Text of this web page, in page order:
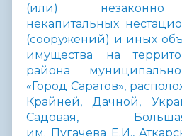
(или) незаконно
некапитальных
(сооружений) и иных
имущества на
района
«Город Саратов»,
Крайней, Дачной,
Садовая,
им. Пугачева Е.И.,